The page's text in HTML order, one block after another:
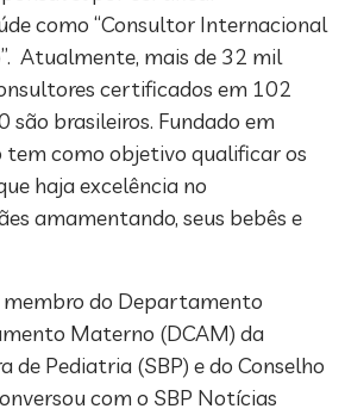
como “Consultor Internacional
Atualmente, mais de 32 mil
certificados em 102
são brasileiros. Fundado em
como objetivo qualificar os
haja excelência no
amamentando, seus bebês e
membro do Departamento
Materno (DCAM) da
de Pediatria (SBP) e do Conselho
com o SBP Notícias